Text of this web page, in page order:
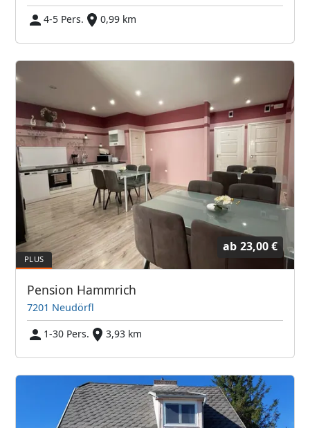
4-5 Pers.
0,99 km
ab 23,00 €
Pension Hammrich
7201 Neudörfl
1-30 Pers.
3,93 km